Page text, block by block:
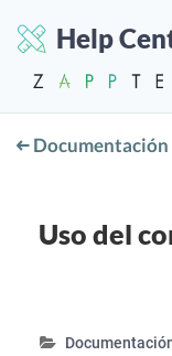
Help
Documentación
Uso del